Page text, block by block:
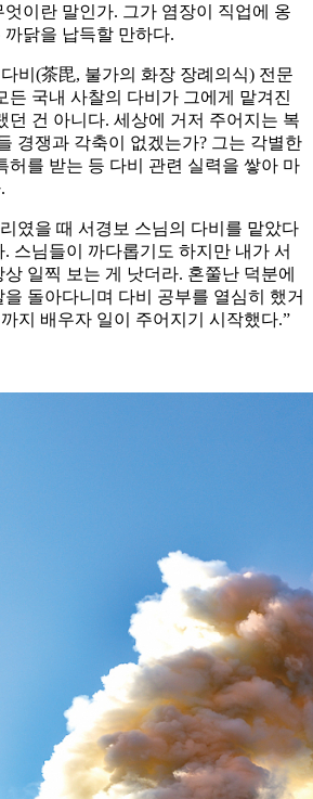
이란 말인가. 그가 염장이 직업에 옹
닭을 납득할 만하다.
비(茶毘, 불가의 화장 장례의식) 전문
든 국내 사찰의 다비가 그에게 맡겨진
던 건 아니다. 세상에 거저 주어지는 복
경쟁과 각축이 없겠는가? 그는 각별한
허를 받는 등 다비 관련 실력을 쌓아 마
였을 때 서경보 스님의 다비를 맡았다
스님들이 까다롭기도 하지만 내가 서
일찍 보는 게 낫더라. 혼쭐난 덕분에
돌아다니며 다비 공부를 열심히 했거
지 배우자 일이 주어지기 시작했다.”